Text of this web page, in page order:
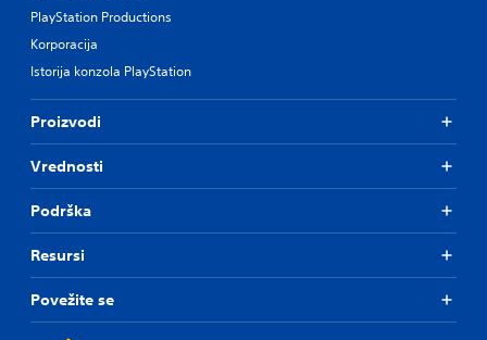
PlayStation Productions
Korporacija
Istorija konzola PlayStation
Proizvodi
Vrednosti
Podrška
Resursi
Povežite se